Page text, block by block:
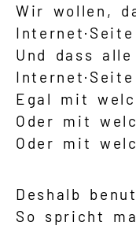
Wir wollen,
Und dass
Egal mit
Oder mit
Oder mit
Deshalb
So spricht